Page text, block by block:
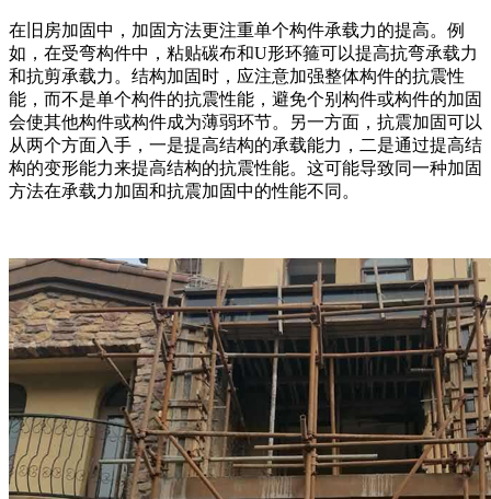
在旧房加固中，加固方法更注重单个构件承载力的提高。例
如，在受弯构件中，粘贴碳布和U形环箍可以提高抗弯承载力
和抗剪承载力。结构加固时，应注意加强整体构件的抗震性
能，而不是单个构件的抗震性能，避免个别构件或构件的加固
会使其他构件或构件成为薄弱环节。另一方面，抗震加固可以
从两个方面入手，一是提高结构的承载能力，二是通过提高结
构的变形能力来提高结构的抗震性能。这可能导致同一种加固
方法在承载力加固和抗震加固中的性能不同。